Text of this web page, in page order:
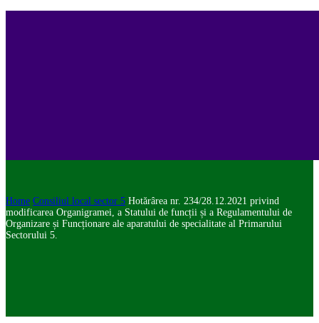
Home Consiliul local sector 5 Hotărârea nr. 234/28.12.2021 privind
modificarea Organigramei, a Statului de funcții și a Regulamentului de
Organizare și Funcționare ale aparatului de specialitate al Primarului
Sectorului 5.